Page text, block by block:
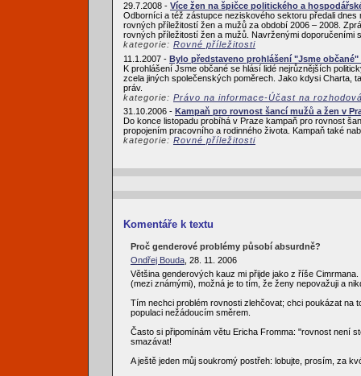
29.7.2008 - Více žen na špičce politického a
Odborníci a též zástupce neziskového sektoru předali
rovných příležitostí žen a mužů za období 2006 – 2008.
rovných příležitostí žen a mužů. Navrženými doporučeními
kategorie: Rovné příležitosti
11.1.2007 - Bylo představeno prohlášení "Jsme
K prohlášení Jsme občané se hlásí lidé nejrůznějších
zcela jiných společenských poměrech. Jako kdysi Charta,
práv.
kategorie: Právo na informace-Účast na
31.10.2006 - Kampaň pro rovnost šancí mužů a žen v
Do konce listopadu probíhá v Praze kampaň pro rovnost
propojením pracovního a rodinného života. Kampaň také
kategorie: Rovné příležitosti
Komentáře k textu
Proč genderové problémy působí absurdně?
Ondřej Bouda , 28. 11. 2006
Většina genderových kauz mi přijde jako z říše
(mezi známými), možná je to tím, že ženy nepovažuji a
Tím nechci problém rovnosti zlehčovat; chci poukázat na
populaci nežádoucím směrem.
Často si připomínám větu Ericha Fromma: "rovnost není
smazávat!
A ještě jeden můj soukromý postřeh: lobujte, prosím, za